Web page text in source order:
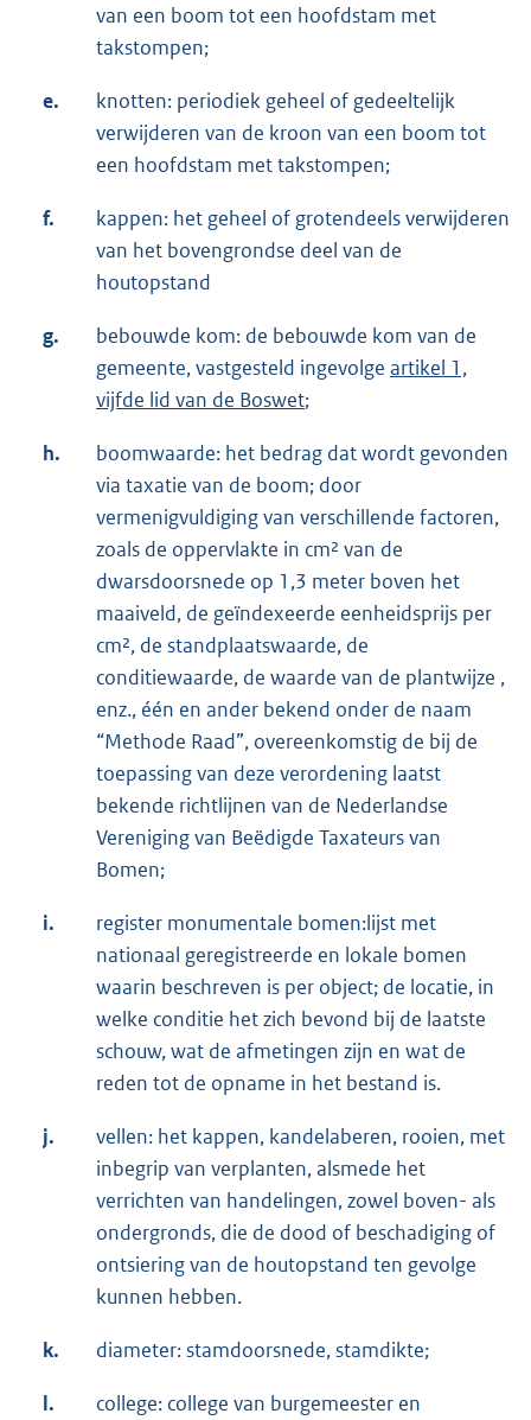
van een boom tot een hoofdstam met
takstompen;
e.
knotten: periodiek geheel of gedeeltelijk
verwijderen van de kroon van een boom tot
een hoofdstam met takstompen;
f.
kappen: het geheel of grotendeels verwijderen
van het bovengrondse deel van de
houtopstand
g.
bebouwde kom: de bebouwde kom van de
gemeente, vastgesteld ingevolge artikel 1,
vijfde lid van de Boswet;
h.
boomwaarde: het bedrag dat wordt gevonden
via taxatie van de boom; door
vermenigvuldiging van verschillende factoren,
zoals de oppervlakte in cm² van de
dwarsdoorsnede op 1,3 meter boven het
maaiveld, de geïndexeerde eenheidsprijs per
cm², de standplaatswaarde, de
conditiewaarde, de waarde van de plantwijze ,
enz., één en ander bekend onder de naam
“Methode Raad”, overeenkomstig de bij de
toepassing van deze verordening laatst
bekende richtlijnen van de Nederlandse
Vereniging van Beëdigde Taxateurs van
Bomen;
i.
register monumentale bomen:lijst met
nationaal geregistreerde en lokale bomen
waarin beschreven is per object; de locatie, in
welke conditie het zich bevond bij de laatste
schouw, wat de afmetingen zijn en wat de
reden tot de opname in het bestand is.
j.
vellen: het kappen, kandelaberen, rooien, met
inbegrip van verplanten, alsmede het
verrichten van handelingen, zowel boven- als
ondergronds, die de dood of beschadiging of
ontsiering van de houtopstand ten gevolge
kunnen hebben.
k. diameter: stamdoorsnede, stamdikte;
l.
college: college van burgemeester en